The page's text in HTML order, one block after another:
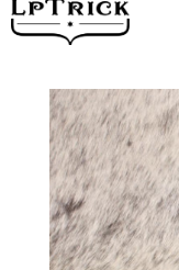
Bildergalerie